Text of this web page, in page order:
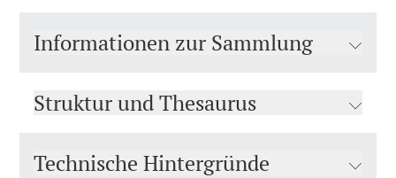
Informationen zur Sammlung
Struktur und Thesaurus
Technische Hintergründe